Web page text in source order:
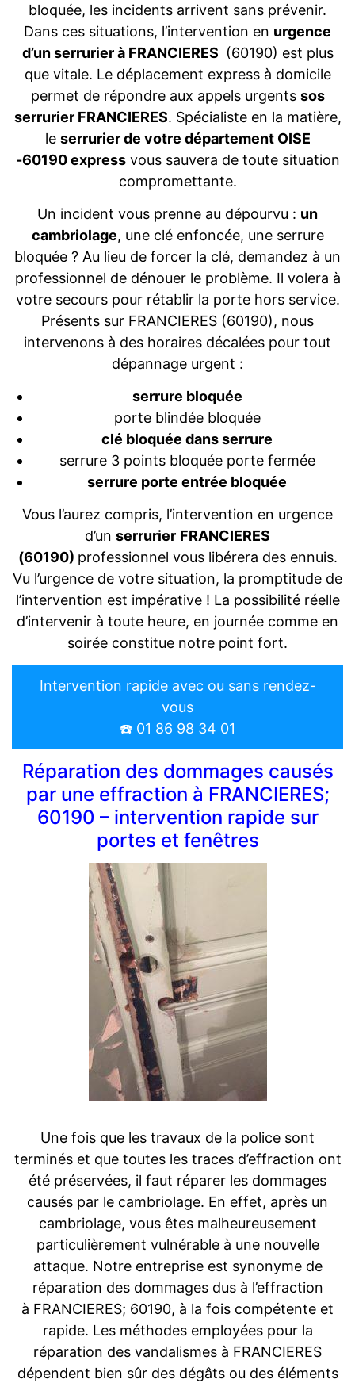
bloquée, les incidents arrivent sans prévenir.
Dans ces situations, l’intervention en urgence
d’un serrurier à FRANCIERES (60190) est plus
que vitale. Le déplacement express à domicile
permet de répondre aux appels urgents sos
serrurier FRANCIERES. Spécialiste en la matière,
le serrurier de votre département OISE
-60190 expressvous sauvera de toute situation
compromettante.
Un incident vous prenne au dépourvu : un
cambriolage, une clé enfoncée, une serrure
bloquée ? Au lieu de forcer la clé, demandez à un
professionnel de dénouer le problème. Il volera à
votre secours pour rétablir la porte hors service.
Présents sur FRANCIERES (60190), nous
intervenons à des horaires décalées pour tout
dépannage urgent :
serrure bloquée
porte blindée bloquée
clé bloquée dans serrure
serrure 3 points bloquée porte fermée
serrure porte entrée bloquée
Vous l’aurez compris, l’intervention en urgence
d’un serrurier FRANCIERES
(60190) professionnel vous libérera des ennuis.
Vu l’urgence de votre situation, la promptitude de
l’intervention est impérative ! La possibilité réelle
d’intervenir à toute heure, en journée comme en
soirée constitue notre point fort.
Intervention rapide avec ou sans rendez-
vous
☎️ 01 86 98 34 01
Réparation des dommages causés
par une effraction à FRANCIERES;
60190 – intervention rapide sur
portes et fenêtres
Une fois que les travaux de la police sont
terminés et que toutes les traces d’effraction ont
été préservées, il faut réparer les dommages
causés par le cambriolage. En effet, après un
cambriolage, vous êtes malheureusement
particulièrement vulnérable à une nouvelle
attaque. Notre entreprise est synonyme de
réparation des dommages dus à l’effraction
à FRANCIERES; 60190, à la fois compétente et
rapide. Les méthodes employées pour la
réparation des vandalismes à FRANCIERES
dépendent bien sûr des dégâts ou des éléments